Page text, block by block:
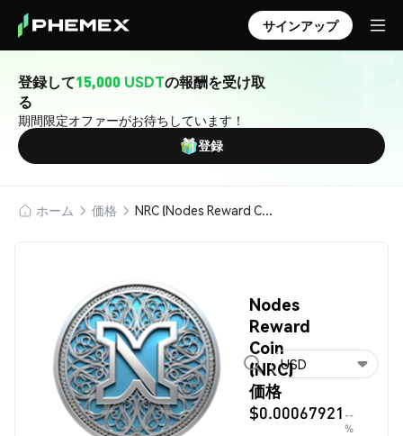
サインアップ
登録して15,000 USDTの報酬を受け取
る
期間限定オファーがお待ちしています！
登録
ホーム 価格 NRC (Nodes Reward Coin)
Nodes
Reward
Coin
(NRC)
価格
$0.00067921 --
%
USD